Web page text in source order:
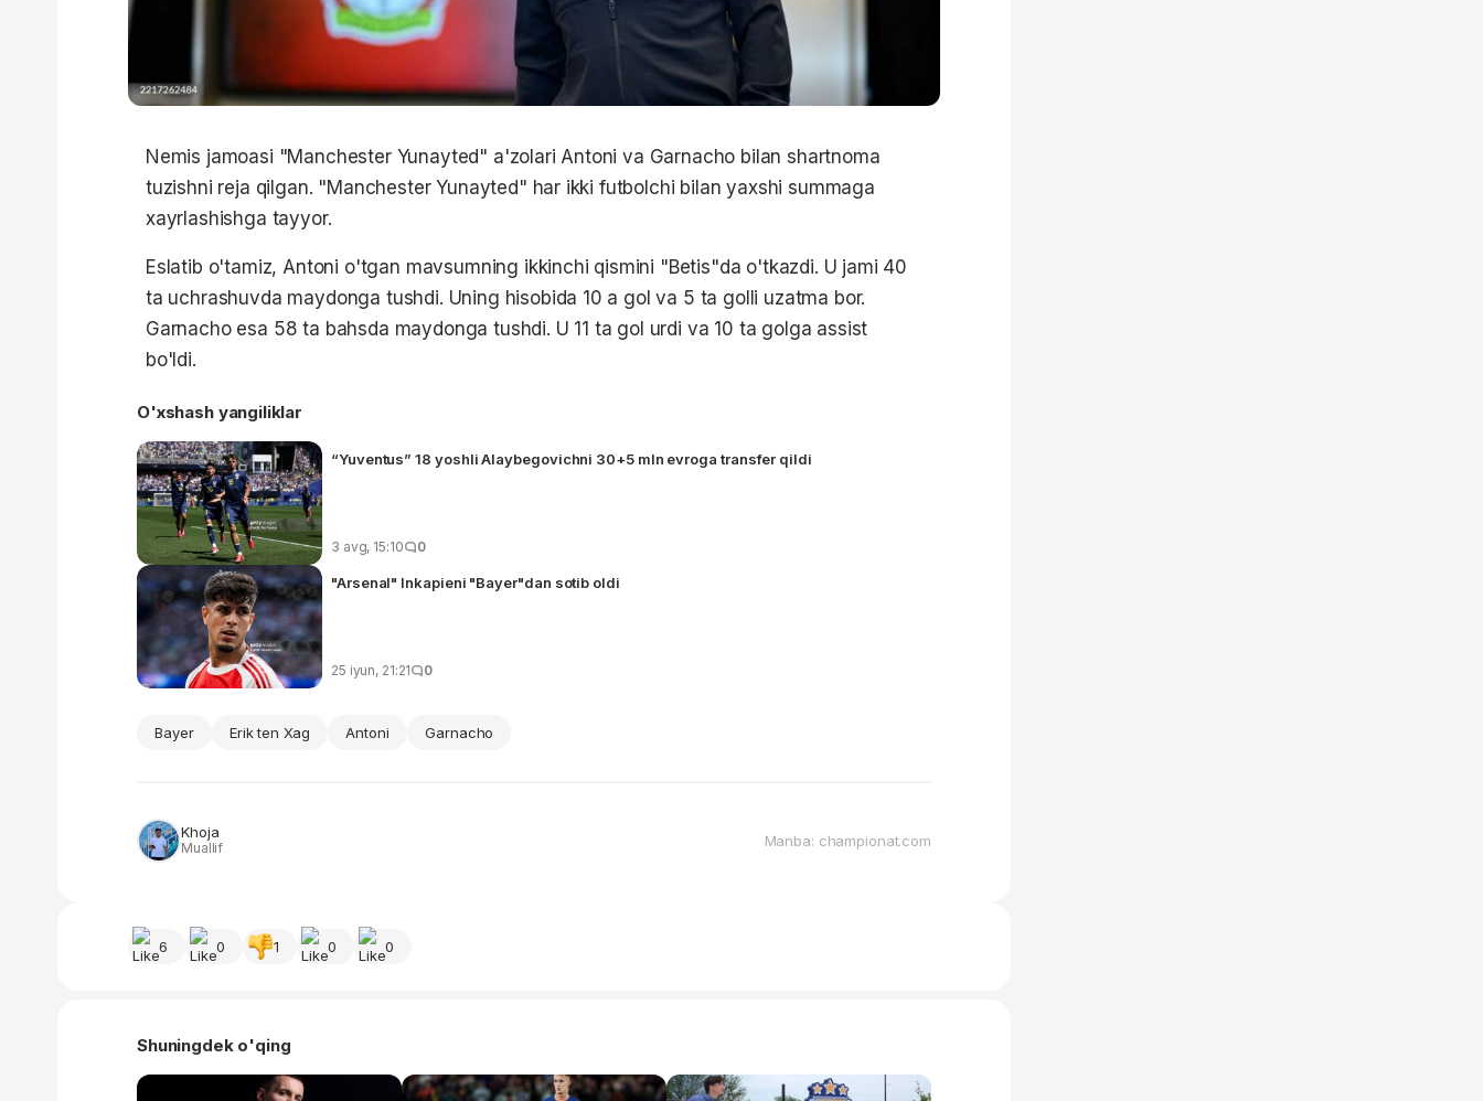
Nemis jamoasi "Manchester Yunayted" a'zolari Antoni va Garnacho bilan shartnoma
tuzishni reja qilgan. "Manchester Yunayted" har ikki futbolchi bilan yaxshi summaga
xayrlashishga tayyor.
Eslatib o'tamiz, Antoni o'tgan mavsumning ikkinchi qismini "Betis"da o'tkazdi. U jami 40
ta uchrashuvda maydonga tushdi. Uning hisobida 10 a gol va 5 ta golli uzatma bor.
Garnacho esa 58 ta bahsda maydonga tushdi. U 11 ta gol urdi va 10 ta golga assist
bo'ldi.
O'xshash yangiliklar
“Yuventus” 18 yoshli Alaybegovichni 30+5 mln evroga transfer qildi
3 avg, 15:10 0
"Arsenal" Inkapieni "Bayer"dan sotib oldi
25 iyun, 21:21 0
Bayer Erik ten Xag Antoni Garnacho
Khoja
Muallif Manba: championat.com
6 0 1 0 0
Shuningdek o'qing